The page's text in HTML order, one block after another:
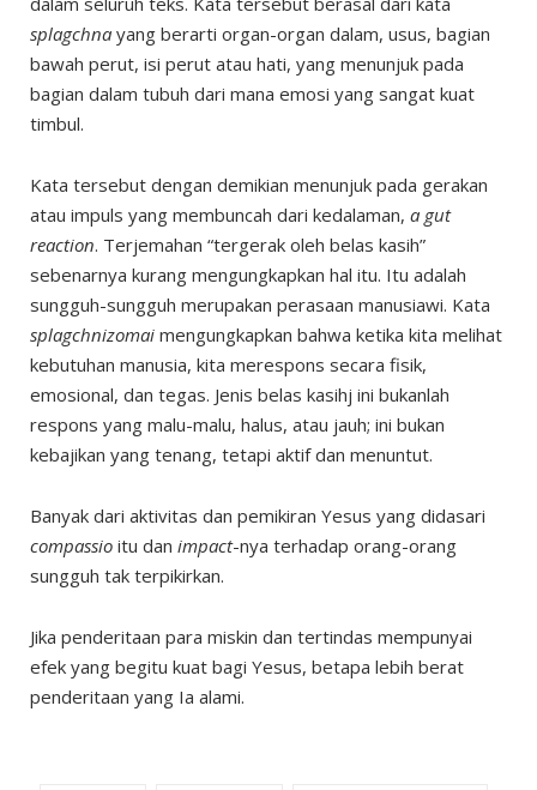
splagchna yang berarti organ-organ dalam, usus, bagian
bawah perut, isi perut atau hati, yang menunjuk pada
bagian dalam tubuh dari mana emosi yang sangat kuat
timbul.
Kata tersebut dengan demikian menunjuk pada gerakan
atau impuls yang membuncah dari kedalaman, a gut
reaction. Terjemahan “tergerak oleh belas kasih”
sebenarnya kurang mengungkapkan hal itu. Itu adalah
sungguh-sungguh merupakan perasaan manusiawi. Kata
splagchnizomai mengungkapkan bahwa ketika kita melihat
kebutuhan manusia, kita merespons secara fisik,
emosional, dan tegas. Jenis belas kasihj ini bukanlah
respons yang malu-malu, halus, atau jauh; ini bukan
kebajikan yang tenang, tetapi aktif dan menuntut.
Banyak dari aktivitas dan pemikiran Yesus yang didasari
compassio itu dan impact-nya terhadap orang-orang
sungguh tak terpikirkan.
Jika penderitaan para miskin dan tertindas mempunyai
efek yang begitu kuat bagi Yesus, betapa lebih berat
penderitaan yang Ia alami.